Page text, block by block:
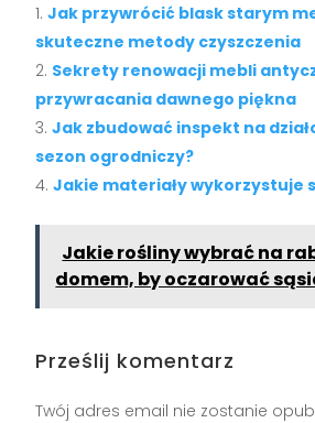
Jak przywrócić blask starym
skuteczne metody czyszczenia
Sekrety renowacji mebli
przywracania dawnego piękna
Jak zbudować inspekt na
sezon ogrodniczy?
Jakie materiały wykorzystuje
Jakie rośliny wybrać na
domem, by oczarować
Prześlij komentarz
Twój adres email nie zostanie